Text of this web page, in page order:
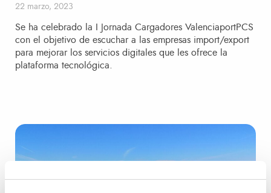
Publicado el
22 marzo, 2023
Se ha celebrado la I Jornada Cargadores ValenciaportPCS
con el objetivo de escuchar a las empresas import/export
para mejorar los servicios digitales que les ofrece la
plataforma tecnológica.